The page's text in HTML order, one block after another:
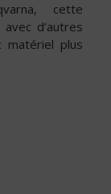
cette
d’autres
matériel plus